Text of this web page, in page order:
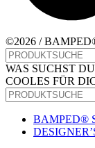
©2026 /
WAS SUCHST
COOLES FÜR
BAMPED®